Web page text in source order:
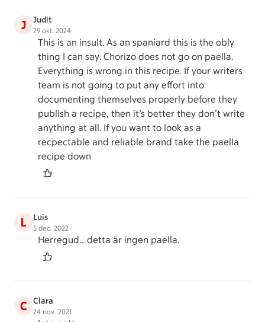
J Judit
29 okt. 2024
This is an insult. As an spaniard this is the obly
thing I can say. Chorizo does not go on paella.
Everything is wrong in this recipe. If your writers
team is not going to put any effort into
documenting themselves properly before they
publish a recipe, then it’s better they don’t write
anything at all. If you want to look as a
recpectable and reliable brand take the paella
recipe down
L Luis
5 dec. 2022
Herregud... detta är ingen paella.
C Clara
24 nov. 2021